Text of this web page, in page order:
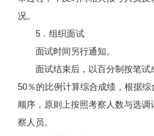
况。
5．组织面试
面试时间另行通知。
面试结束后，以百分制按笔试
50％的比例计算综合成绩，根据
顺序，原则上按照考察人数与选调
察人员。